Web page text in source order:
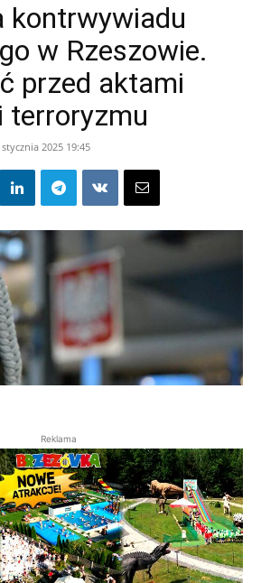
kontrwywiadu
w Rzeszowie.
przed aktami
terroryzmu
2025 19:45
Reklama